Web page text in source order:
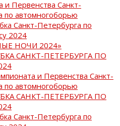
и Первенства Санкт-
по автомногоборью
Санкт-Петербурга по
2024
НОЧИ 2024»
САНКТ-ПЕТЕРБУРГА ПО
и Первенства Санкт-
по автомногоборью
САНКТ-ПЕТЕРБУРГА ПО
Санкт-Петербурга по